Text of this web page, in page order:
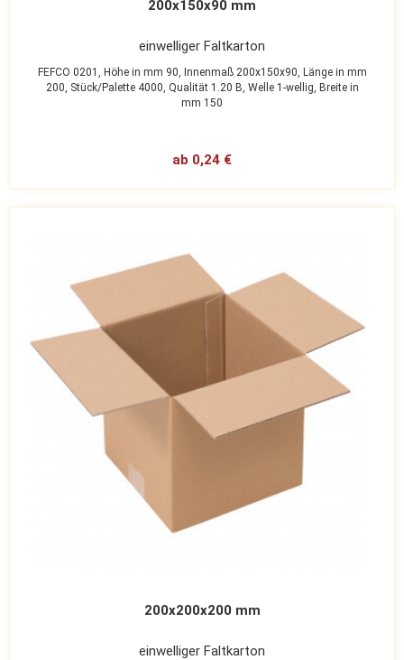
200x150x90 mm
einwelliger Faltkarton
FEFCO 0201, Höhe in mm 90, Innenmaß 200x150x90, Länge in mm
200, Stück/Palette 4000, Qualität 1.20 B, Welle 1-wellig, Breite in
mm 150
ab 0,24 €
200x200x200 mm
einwelliger Faltkarton